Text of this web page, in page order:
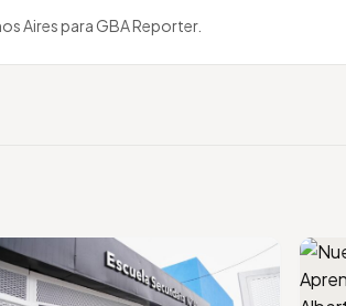
Aires para GBA Reporter.